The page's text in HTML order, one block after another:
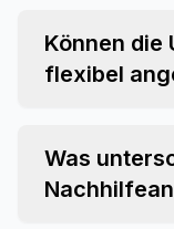
Können die
flexibel
Was